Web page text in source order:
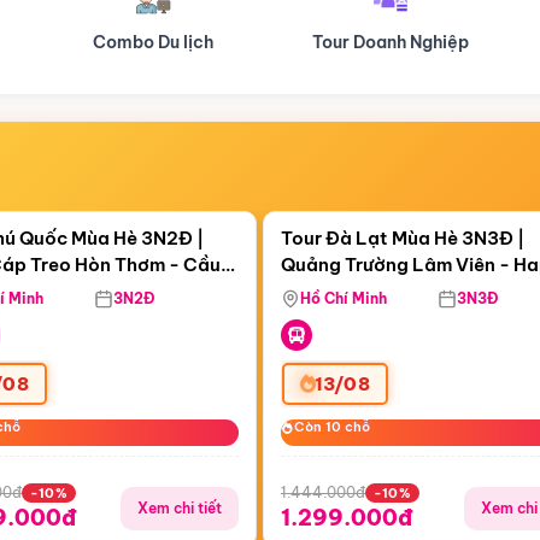
Tour Doanh Nghiệp Du lịch Hành Hương
18:16:50
Treo Hòn Thơm
Quốc Mùa Hè 3N2Đ |
Treo Hòn Thơm - Cầu
Viên Nước Aquatopia
Minh 3N2Đ
-10%
Xem chi tiết
Còn05 ngày 18:16:50
Tour Đà Lạt Mùa Hè 3N3Đ |
Quảng Trường Lâm Viên -
Hill - Puppy Farm
Hồ Chí Minh 3N3Đ
13/08
Còn 10 chỗ
Còn 10 chỗ
1.444.000đ -10%
1.299.000đ Xem